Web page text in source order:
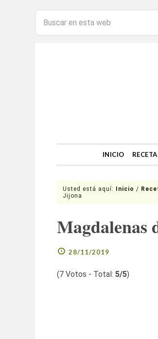
INICIO
Usted está aquí: Inicio /
Jijona
Magdalenas
28/11/2019
(7 Votos - Total: 5/5)